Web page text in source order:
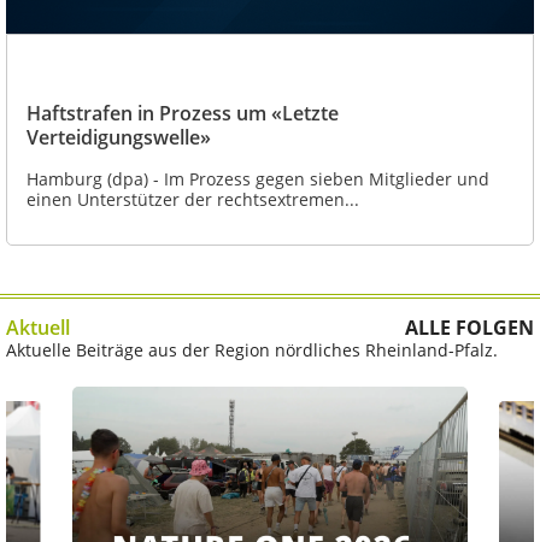
Haftstrafen in Prozess um «Letzte
Verteidigungswelle»
Hamburg (dpa) - Im Prozess gegen sieben Mitglieder und
einen Unterstützer der rechtsextremen...
Aktuell ALLE FOLGEN
Aktuelle Beiträge aus der Region nördliches Rheinland-Pfalz.